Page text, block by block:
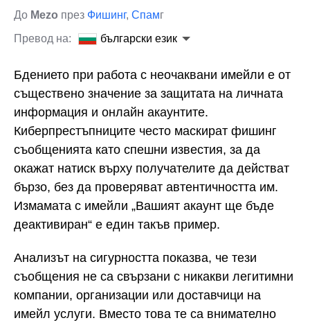
До Mezo през Фишинг, Спамг
Превод на:
български език
Бдението при работа с неочаквани имейли е от
съществено значение за защитата на личната
информация и онлайн акаунтите.
Киберпрестъпниците често маскират фишинг
съобщенията като спешни известия, за да
окажат натиск върху получателите да действат
бързо, без да проверяват автентичността им.
Измамата с имейли „Вашият акаунт ще бъде
деактивиран“ е един такъв пример.
Анализът на сигурността показва, че тези
съобщения не са свързани с никакви легитимни
компании, организации или доставчици на
имейл услуги. Вместо това те са внимателно